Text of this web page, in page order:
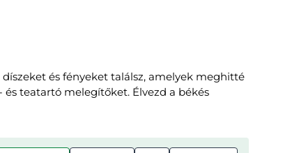
és fényeket találsz, amelyek meghitté
teatartó melegítőket. Élvezd a békés